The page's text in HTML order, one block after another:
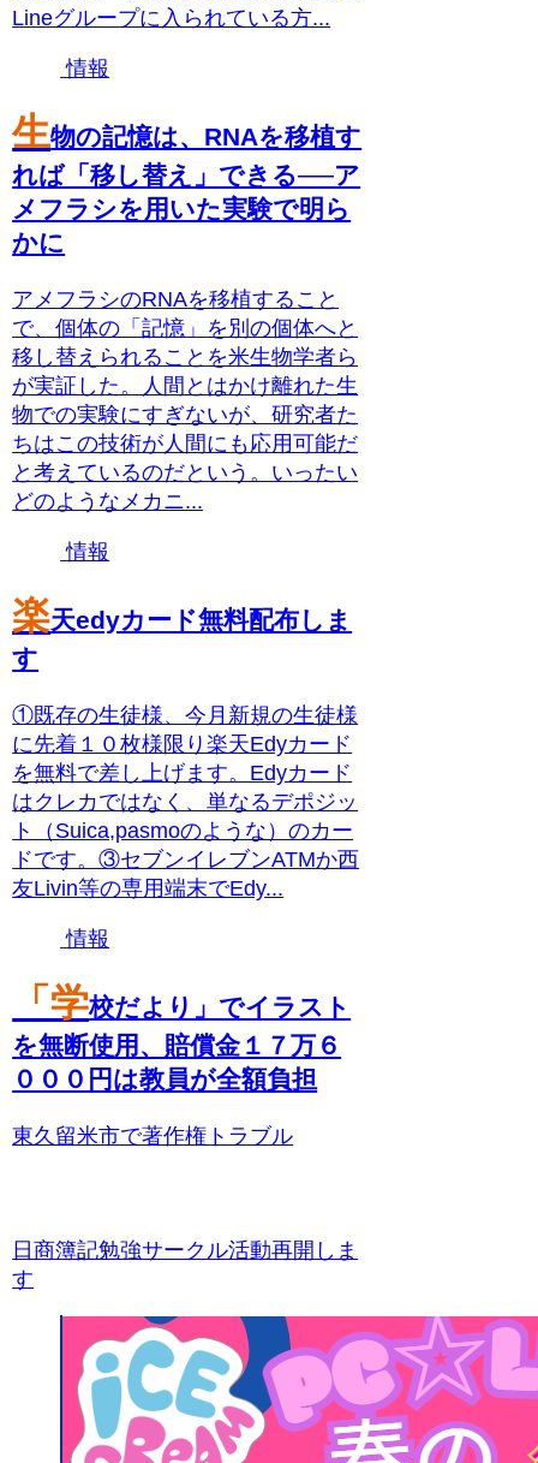
Lineグループに入られている方...
情報
生物の記憶は、RNAを移植す
れば「移し替え」できる──ア
メフラシを用いた実験で明ら
かに
アメフラシのRNAを移植すること
で、個体の「記憶」を別の個体へと
移し替えられることを米生物学者ら
が実証した。人間とはかけ離れた生
物での実験にすぎないが、研究者た
ちはこの技術が人間にも応用可能だ
と考えているのだという。いったい
どのようなメカニ...
情報
楽天edyカード無料配布しま
す
①既存の生徒様、今月新規の生徒様
に先着１０枚様限り楽天Edyカード
を無料で差し上げます。Edyカード
はクレカではなく、単なるデポジッ
ト（Suica,pasmoのような）のカー
ドです。③セブンイレブンATMか西
友Livin等の専用端末でEdy...
情報
「学校だより」でイラスト
を無断使用、賠償金１７万６
０００円は教員が全額負担
東久留米市で著作権トラブル
日商簿記勉強サークル活動再開しま
す